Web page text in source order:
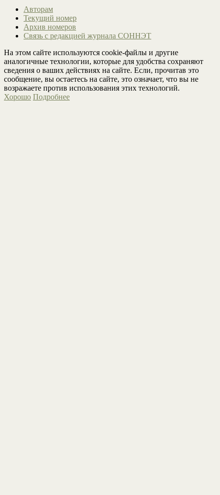
Авторам
Текущий номер
Архив номеров
Связь с редакцией журнала СОННЭТ
На этом сайте используются cookie-файлы и другие
аналогичные технологии, которые для удобства сохраняют
сведения о ваших действиях на сайте. Если, прочитав это
сообщение, вы остаетесь на сайте, это означает, что вы не
возражаете против использования этих технологий.
Хорошо Подробнее